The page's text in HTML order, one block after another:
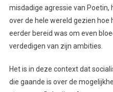
misdadige agressie van
over de hele wereld gezien hoe
eerder bereid was om even
verdedigen van zijn ambities.
Het is in deze context dat
die gaande is over de